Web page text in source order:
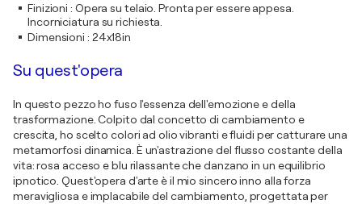
Finizioni : Opera su telaio. Pronta per essere appesa.
Incorniciatura su richiesta.
Dimensioni : 24x18in
Su quest'opera
In questo pezzo ho fuso l'essenza dell'emozione e della
trasformazione. Colpito dal concetto di cambiamento e
crescita, ho scelto colori ad olio vibranti e fluidi per catturare una
metamorfosi dinamica. È un'astrazione del flusso costante della
vita: rosa acceso e blu rilassante che danzano in un equilibrio
ipnotico. Quest'opera d'arte è il mio sincero inno alla forza
meravigliosa e implacabile del cambiamento, progettata per